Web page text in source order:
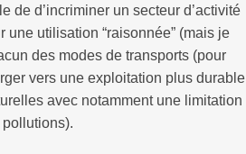
de d’incriminer un secteur d’activité
une utilisation “raisonnée” (mais je
des modes de transports (pour
vers une exploitation plus durable
avec notamment une limitation